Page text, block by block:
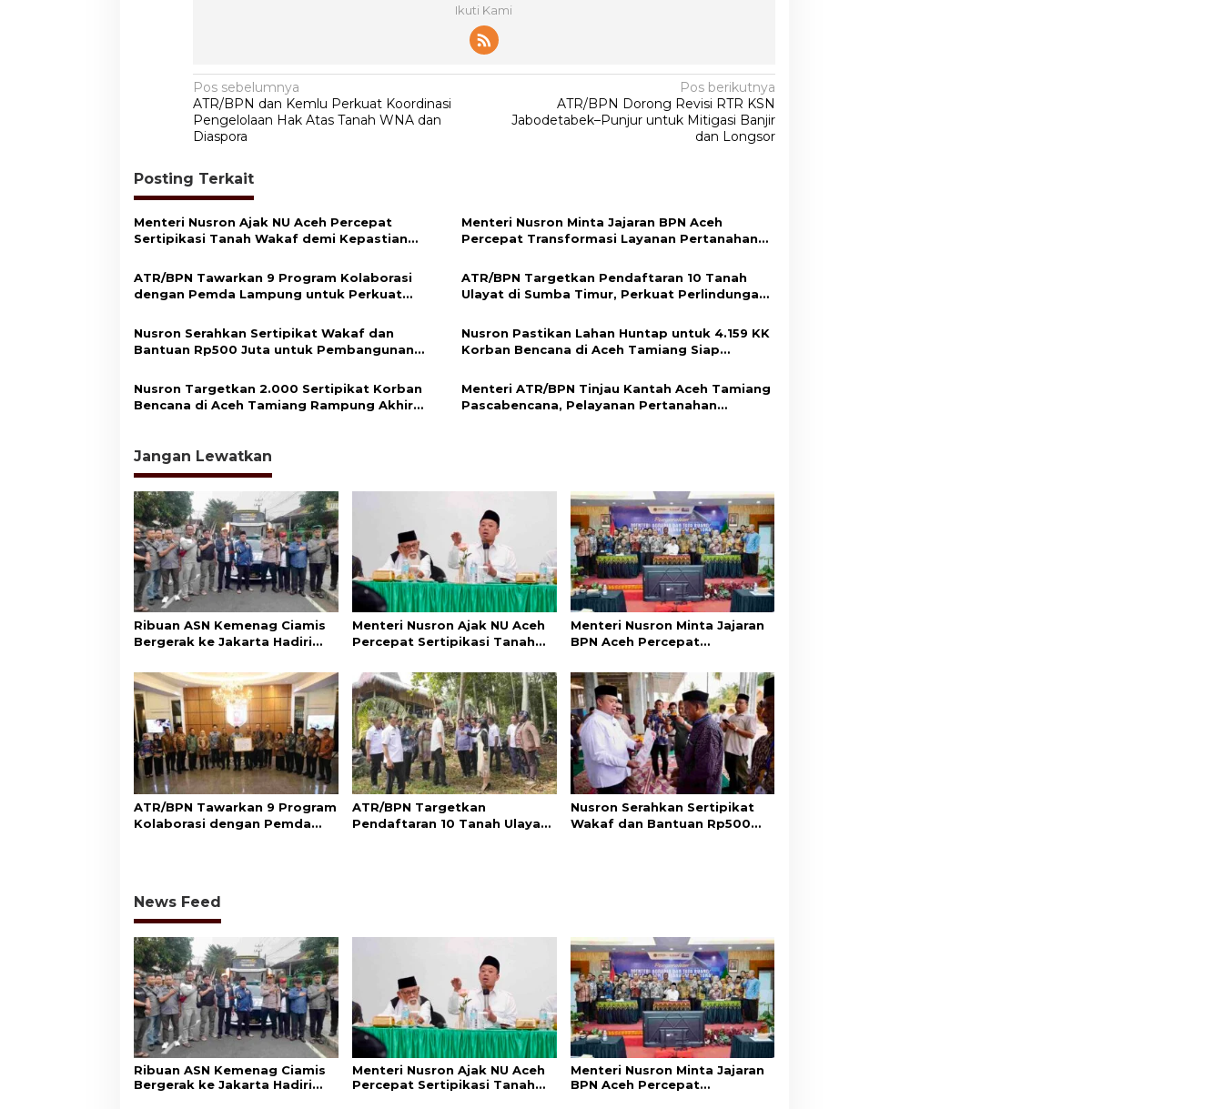
Ikuti Kami
N
a
v
i
g
a
s
i
p
s
Pos sebelumnya
ATR/BPN dan Kemlu Perkuat Koordinasi
Pengelolaan Hak Atas Tanah WNA dan
Diaspora
Pos berikutnya
ATR/BPN Dorong Revisi RTR KSN
Jabodetabek–Punjur untuk Mitigasi Banjir
dan Longsor
Posting Terkait
Menteri Nusron Ajak NU Aceh Percepat
Sertipikasi Tanah Wakaf demi Kepastian
Menteri Nusron Minta Jajaran BPN Aceh
Percepat Transformasi Layanan Pertanahan
ATR/BPN Tawarkan 9 Program Kolaborasi
dengan Pemda Lampung untuk Perkuat
ATR/BPN Targetkan Pendaftaran 10 Tanah
Ulayat di Sumba Timur, Perkuat Perlindungan
Nusron Serahkan Sertipikat Wakaf dan
Bantuan Rp500 Juta untuk Pembangunan
Nusron Pastikan Lahan Huntap untuk 4.159 KK
Korban Bencana di Aceh Tamiang Siap
Nusron Targetkan 2.000 Sertipikat Korban
Bencana di Aceh Tamiang Rampung Akhir
Menteri ATR/BPN Tinjau Kantah Aceh Tamiang
Pascabencana, Pelayanan Pertanahan
Jangan Lewatkan
Ribuan ASN Kemenag Ciamis
Bergerak ke Jakarta Hadiri
Menteri Nusron Ajak NU Aceh
Percepat Sertipikasi Tanah
Aset Umat
Menteri Nusron Minta Jajaran
BPN Aceh Percepat
Pertanahan Berbasis
Kepuasan Masyarakat
ATR/BPN Tawarkan 9 Program
Kolaborasi dengan Pemda
ATR/BPN Targetkan
Pendaftaran 10 Tanah Ulayat
Nusron Serahkan Sertipikat
Wakaf dan Bantuan Rp500
News Feed
Ribuan ASN Kemenag Ciamis
Bergerak ke Jakarta Hadiri
Menteri Nusron Ajak NU Aceh
Percepat Sertipikasi Tanah
Menteri Nusron Minta Jajaran
BPN Aceh Percepat